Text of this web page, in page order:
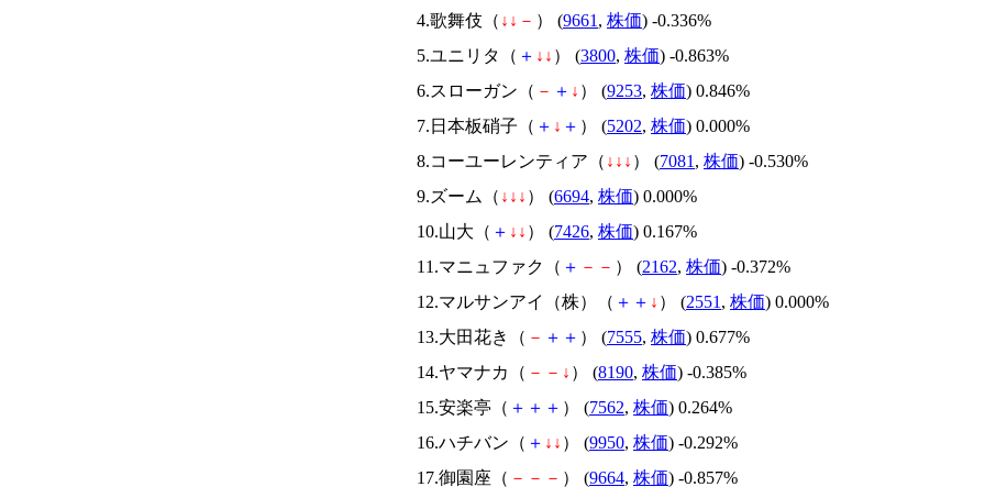
4.歌舞伎（ ↓ ↓ － ） (9661 , 株価) -0.336%
5.ユニリタ（ ＋ ↓ ↓ ） (3800, 株価) -0.863%
6.スローガン（ － ＋ ↓ ） (9253, 株価) 0.846%
7.日本板硝子（ ＋ ↓ ＋ ） (5202, 株価) 0.000%
8.コーユーレンティア（ ↓ ↓ ↓ ） (7081 , 株価) -0.530%
9.ズーム（ ↓ ↓ ↓ ） (6694, 株価) 0.000%
10.山大（ ＋ ↓ ↓ ） (7426, 株価) 0.167%
11.マニュファク（ ＋ － － ） (2162, 株価) -0.372%
12.マルサンアイ（株）（ ＋ ＋ ↓ ） (2551 , 株価) 0.000%
13.大田花き（ － ＋ ＋ ） (7555, 株価) 0.677%
14.ヤマナカ（ － － ↓ ） (8190, 株価) -0.385%
15.安楽亭（ ＋ ＋ ＋ ） (7562, 株価) 0.264%
16.ハチバン（ ＋ ↓ ↓ ） (9950, 株価) -0.292%
17.御園座（ － － － ） (9664, 株価) -0.857%